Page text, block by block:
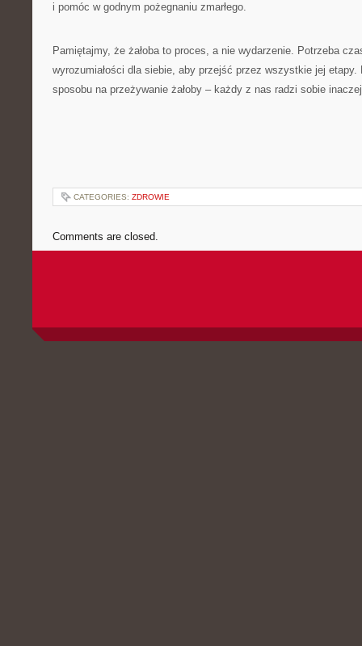
i pomóc w godnym pożegnaniu zmarłego.
Pamiętajmy, że żałoba to proces, a nie wydarzenie. Potrzeba
wyrozumiałości dla siebie, aby przejść przez wszystkie jej etapy.
sposobu na przeżywanie żałoby – każdy z nas radzi sobie
CATEGORIES: ZDROWIE
Comments are closed.